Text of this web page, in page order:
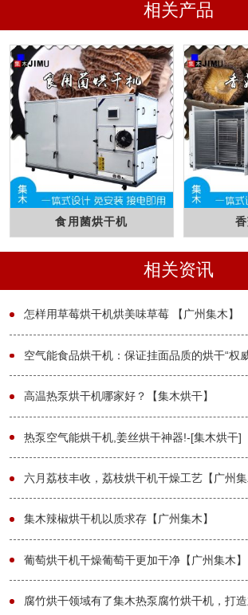
相关产品
食用菌烘干机
相关资讯
怎样用草莓烘干机烘美味草莓 【广州集木】
空气能食品烘干机：保证挂面品质的烘干“权
家”【广州集木】
高温热泵烘干机哪家好？【集木烘干】
热泵空气能烘干机,姜丝烘干神器!-[集木烘干]
六月荔枝丰收，荔枝烘干机干燥工艺【广州集
集木辣椒烘干机以质求存【广州集木】
葡萄烘干机干燥葡萄干更加干净【广州集木】
腐竹烘干领域有了集木热泵腐竹烘干机，打